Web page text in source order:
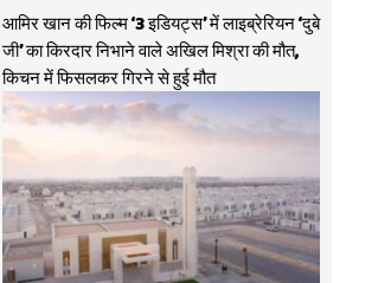
आमिर खान की फिल्म ‘3 इडियट्स’ में लाइब्रेरियन ‘दुबे
जी’ का किरदार निभाने वाले अखिल मिश्रा की मौत,
किचन में फिसलकर गिरने से हुई मौत